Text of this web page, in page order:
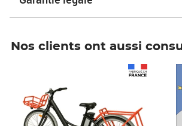
Nos clients ont aussi
Prix